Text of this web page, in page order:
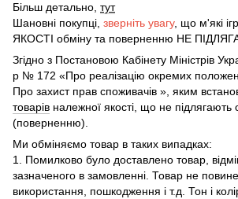
Більш детально, тут
Шановні покупці, зверніть увагу, що м'які
ЯКОСТІ обміну та поверненню НЕ
Згідно з Постановою Кабінету Міністрів
р № 172 «Про реалізацію окремих
Про захист прав споживачів », яким
товарів належної якості, що не підлягають
(поверненню).
Ми обміняємо товар в таких випадках:
1. Помилково було доставлено товар,
зазначеного в замовленні. Товар не
використання, пошкодження і т.д. Тон і